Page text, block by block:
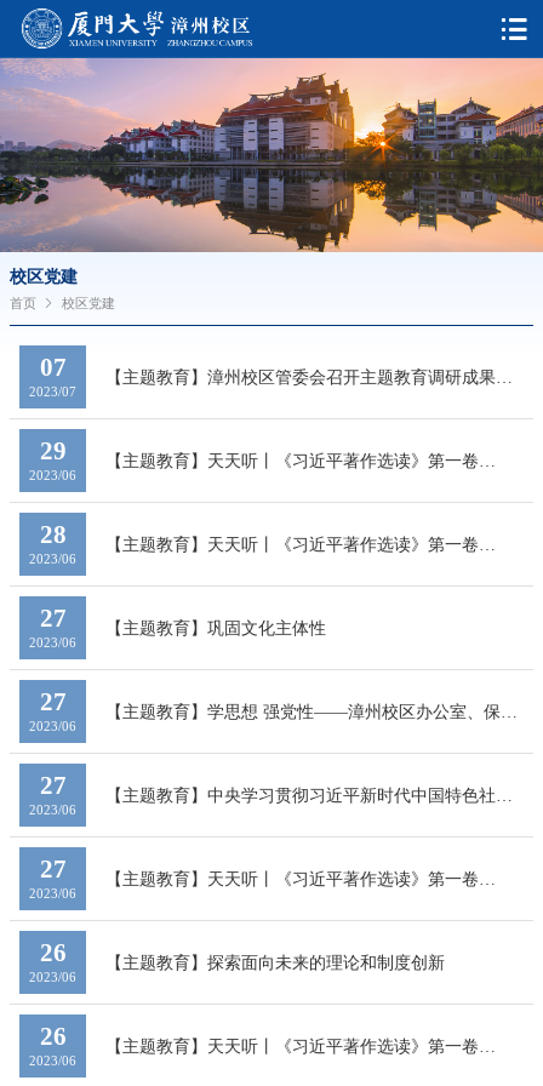
校区党建
首页 校区党建
07
2023/07
【主题教育】漳州校区管委会召开主题教育调研成果交
29
2023/06
【主题教育】天天听丨《习近平著作选读》第一卷
28
2023/06
【主题教育】天天听丨《习近平著作选读》第一卷
27
2023/06
【主题教育】巩固文化主体性
27
2023/06
【主题教育】学思想 强党性——漳州校区办公室、保卫
27
2023/06
【主题教育】中央学习贯彻习近平新时代中国特色社会
27
2023/06
【主题教育】天天听丨《习近平著作选读》第一卷
26
2023/06
【主题教育】探索面向未来的理论和制度创新
26
2023/06
【主题教育】天天听丨《习近平著作选读》第一卷